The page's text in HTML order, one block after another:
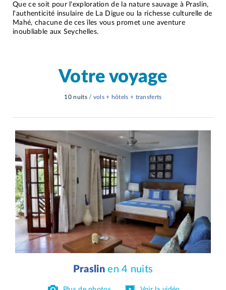
Que ce soit pour l'exploration de la nature sauvage à Praslin,
l'authenticité insulaire de La Digue ou la richesse culturelle de
Mahé, chacune de ces îles vous promet une aventure
inoubliable aux Seychelles.
Votre voyage
10 nuits/ vols + hôtels + transferts
Praslinen 4 nuits